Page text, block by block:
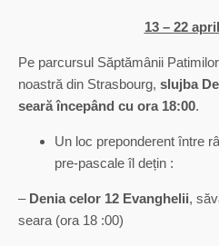
13 – 22
Pe parcursul Săptămânii
noastră din Strasbourg, slujba
seară începând cu ora 18:00.
Un loc preponderent între
pre-pascale îl dețin :
– Denia celor 12 Evanghelii,
seara (ora 18 :00)